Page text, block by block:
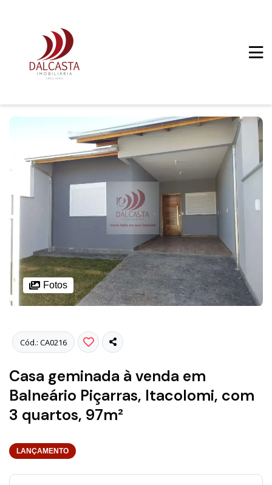
Fotos
Cód.: CA0216
Casa geminada à venda em
Balneário Piçarras, Itacolomi, com
3 quartos, 97m²
LANÇAMENTO